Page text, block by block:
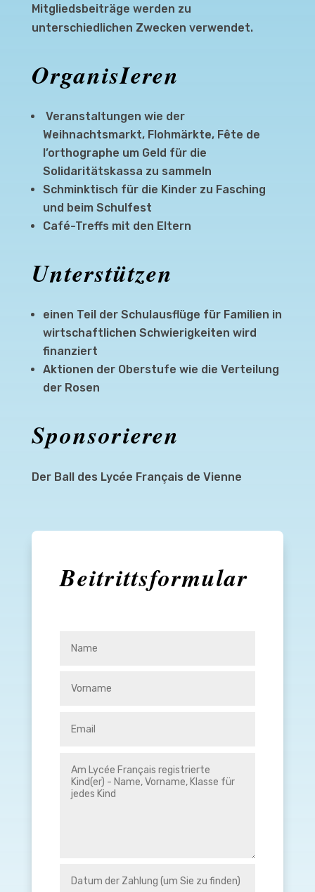
Mitgliedsbeiträge werden zu
unterschiedlichen Zwecken verwendet.
OrganisIeren
Veranstaltungen wie der
Weihnachtsmarkt, Flohmärkte, Fête de
l’orthographe um Geld für die
Solidaritätskassa zu sammeln
Schminktisch für die Kinder zu Fasching
und beim Schulfest
Café-Treffs mit den Eltern
Unterstützen
einen Teil der Schulausflüge für Familien in
wirtschaftlichen Schwierigkeiten wird
finanziert
Aktionen der Oberstufe wie die Verteilung
der Rosen
Sponsorieren
Der Ball des Lycée Français de Vienne
Beitrittsformular